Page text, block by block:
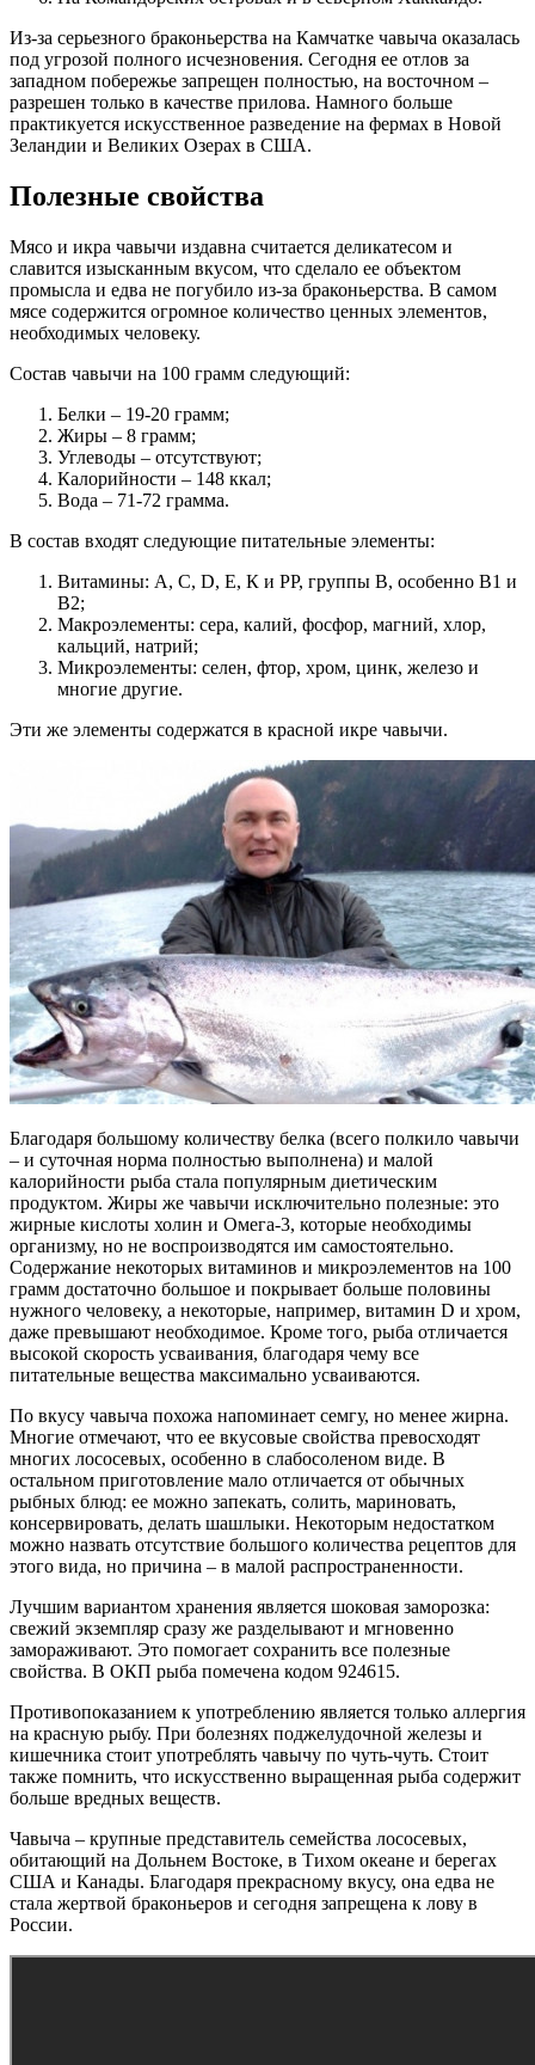
Из-за серьезного браконьерства на Камчатке чавыча оказалась
под угрозой полного исчезновения. Сегодня ее отлов за
западном побережье запрещен полностью, на восточном –
разрешен только в качестве прилова. Намного больше
практикуется искусственное разведение на фермах в Новой
Зеландии и Великих Озерах в США.
Полезные свойства
Мясо и икра чавычи издавна считается деликатесом и
славится изысканным вкусом, что сделало ее объектом
промысла и едва не погубило из-за браконьерства. В самом
мясе содержится огромное количество ценных элементов,
необходимых человеку.
Состав чавычи на 100 грамм следующий:
Белки – 19-20 грамм;
Жиры – 8 грамм;
Углеводы – отсутствуют;
Калорийности – 148 ккал;
Вода – 71-72 грамма.
В состав входят следующие питательные элементы:
Витамины: А, С, D, Е, К и РР, группы В, особенно В1 и
В2;
Макроэлементы: сера, калий, фосфор, магний, хлор,
кальций, натрий;
Микроэлементы: селен, фтор, хром, цинк, железо и
многие другие.
Эти же элементы содержатся в красной икре чавычи.
Благодаря большому количеству белка (всего полкило чавычи
– и суточная норма полностью выполнена) и малой
калорийности рыба стала популярным диетическим
продуктом. Жиры же чавычи исключительно полезные: это
жирные кислоты холин и Омега-3, которые необходимы
организму, но не воспроизводятся им самостоятельно.
Содержание некоторых витаминов и микроэлементов на 100
грамм достаточно большое и покрывает больше половины
нужного человеку, а некоторые, например, витамин D и хром,
даже превышают необходимое. Кроме того, рыба отличается
высокой скорость усваивания, благодаря чему все
питательные вещества максимально усваиваются.
По вкусу чавыча похожа напоминает семгу, но менее жирна.
Многие отмечают, что ее вкусовые свойства превосходят
многих лососевых, особенно в слабосоленом виде. В
остальном приготовление мало отличается от обычных
рыбных блюд: ее можно запекать, солить, мариновать,
консервировать, делать шашлыки. Некоторым недостатком
можно назвать отсутствие большого количества рецептов для
этого вида, но причина – в малой распространенности.
Лучшим вариантом хранения является шоковая заморозка:
свежий экземпляр сразу же разделывают и мгновенно
замораживают. Это помогает сохранить все полезные
свойства. В ОКП рыба помечена кодом 924615.
Противопоказанием к употреблению является только аллергия
на красную рыбу. При болезнях поджелудочной железы и
кишечника стоит употреблять чавычу по чуть-чуть. Стоит
также помнить, что искусственно выращенная рыба содержит
больше вредных веществ.
Чавыча – крупные представитель семейства лососевых,
обитающий на Дольнем Востоке, в Тихом океане и берегах
США и Канады. Благодаря прекрасному вкусу, она едва не
стала жертвой браконьеров и сегодня запрещена к лову в
России.